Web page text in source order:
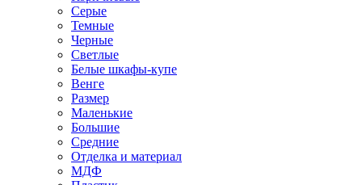
Серые
Темные
Черные
Светлые
Белые шкафы-купе
Венге
Размер
Маленькие
Большие
Средние
Отделка и материал
МДФ